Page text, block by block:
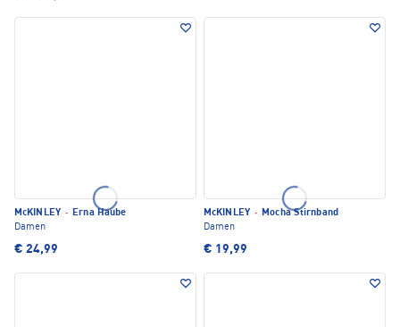
McKINLEY · Erna Haube
Damen
€ 24,99
McKINLEY · Mocha Stirnband
Damen
€ 19,99